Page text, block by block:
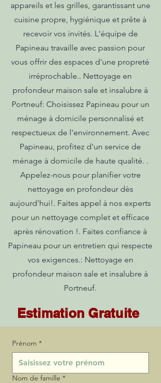
appareils et les grilles, garantissant une
cuisine propre, hygiénique et prête à
recevoir vos invités. L'équipe de
Papineau travaille avec passion pour
vous offrir des espaces d'une propreté
irréprochable.. Nettoyage en
profondeur maison sale et insalubre à
Portneuf: Choisissez Papineau pour un
ménage à domicile personnalisé et
respectueux de l'environnement. Avec
Papineau, profitez d'un service de
ménage à domicile de haute qualité. .
Appelez-nous pour planifier votre
nettoyage en profondeur dès
aujourd'hui!. Faites appel à nos experts
pour un nettoyage complet et efficace
après rénovation !. Faites confiance à
Papineau pour un entretien qui respecte
vos exigences.: Nettoyage en
profondeur maison sale et insalubre à
Portneuf.
Estimation Gratuite
Prénom *
Nom de famille *